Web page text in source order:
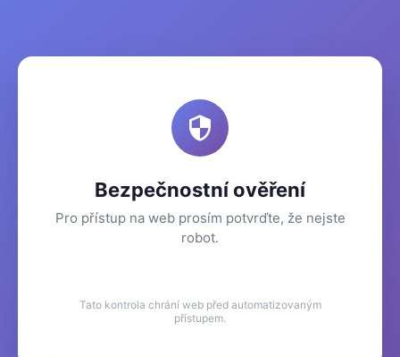
Bezpečnostní ověření
Pro přístup na web prosím potvrďte, že nejste
robot.
Tato kontrola chrání web před automatizovaným
přístupem.